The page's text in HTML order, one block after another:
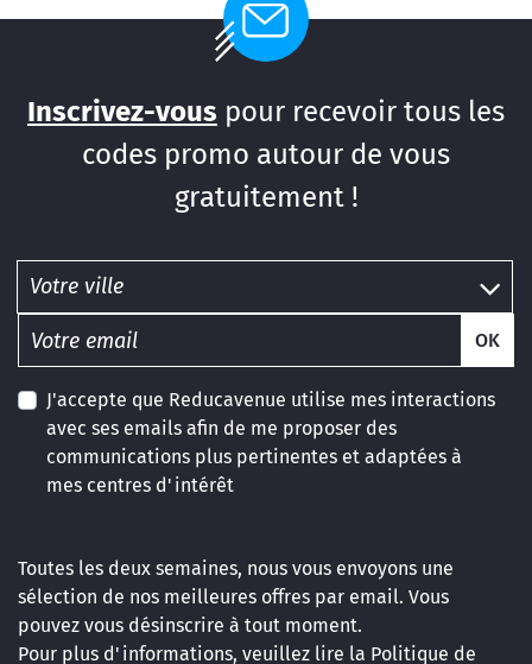
Inscrivez-vous pour recevoir tous les
codes promo autour de vous
gratuitement !
OK
J'accepte que Reducavenue utilise mes interactions
avec ses emails afin de me proposer des
communications plus pertinentes et adaptées à
mes centres d'intérêt
Toutes les deux semaines, nous vous envoyons une
sélection de nos meilleures offres par email. Vous
pouvez vous désinscrire à tout moment.
Pour plus d'informations, veuillez lire la Politique de